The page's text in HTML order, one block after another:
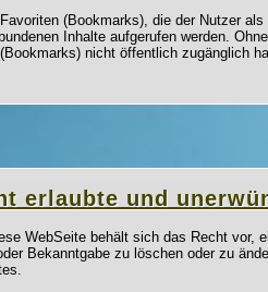
(Bookmarks), die der Nutzer
Inhalte aufgerufen werden.
nicht öffentlich zugänglich
erlaubte und
WebSeite behält sich das Recht vor,
Bekanntgabe zu löschen oder zu